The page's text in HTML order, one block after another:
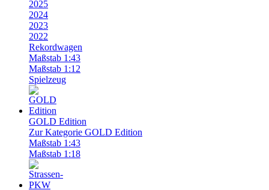
2025
2024
2023
2022
Rekordwagen
Maßstab 1:43
Maßstab 1:12
Spielzeug
GOLD Edition
Zur Kategorie GOLD Edition
Maßstab 1:43
Maßstab 1:18